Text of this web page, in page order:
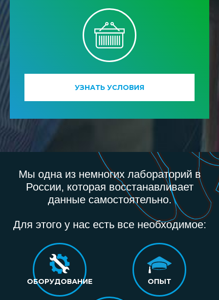
УЗНАТЬ УСЛОВИЯ
Мы одна из немногих лабораторий в
России, которая восстанавливает
данные самостоятельно.
Для этого у нас есть все необходимое:
ОБОРУДОВАНИЕ ОПЫТ